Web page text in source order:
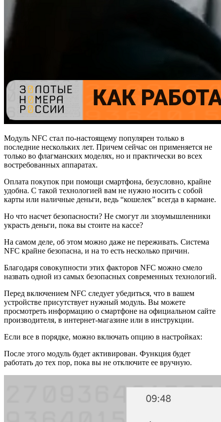
Модуль NFC стал по-настоящему популярен только в
последние нескольких лет. Причем сейчас он применяется не
только во флагманских моделях, но и практически во всех
востребованных аппаратах.
Оплата покупок при помощи смартфона, безусловно, крайне
удобна. С такой технологией вам не нужно носить с собой
карты или наличные деньги, ведь “кошелек” всегда в кармане.
Но что насчет безопасности? Не смогут ли злоумышленники
украсть деньги, пока вы стоите на кассе?
На самом деле, об этом можно даже не переживать. Система
NFC крайне безопасна, и на то есть несколько причин.
Благодаря совокупности этих факторов NFC можно смело
назвать одной из самых безопасных современных технологий.
Перед включением NFC следует убедиться, что в вашем
устройстве присутствует нужный модуль. Вы можете
просмотреть информацию о смартфоне на официальном сайте
производителя, в интернет-магазине или в инструкции.
Если все в порядке, можно включать опцию в настройках:
После этого модуль будет активирован. Функция будет
работать до тех пор, пока вы не отключите ее вручную.